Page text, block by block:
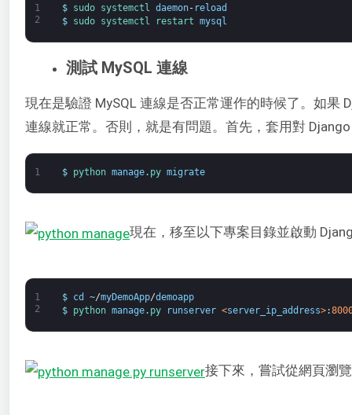
1
2
$ sudo systemctl daemon- reload
$
sudo systemctl restart mysql
測試 MySQL 連線
現在是驗證 MySQL 連線是否正常運作的時候了。如果
連線就正常。否則，就是有問題。首先，套用對
1 $ python manage. py migrate
現在，移至以下專案目錄並啟動
1
2
$ cd ~/myDemoApp/demoapp
$
python manage. py runserver <server_ip_address>:
接下來，嘗試從網頁瀏